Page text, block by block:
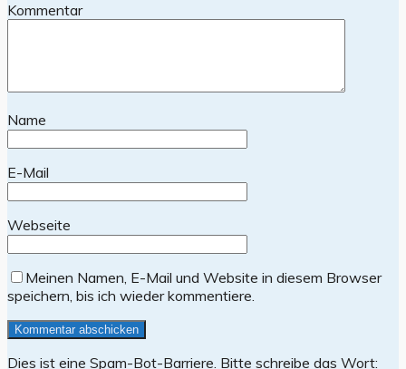
Kommentar
Name
E-Mail
Webseite
Meinen Namen, E-Mail und Website in diesem Browser
speichern, bis ich wieder kommentiere.
Dies ist eine Spam-Bot-Barriere. Bitte schreibe das Wort: